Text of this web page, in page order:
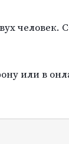
человек.
или в